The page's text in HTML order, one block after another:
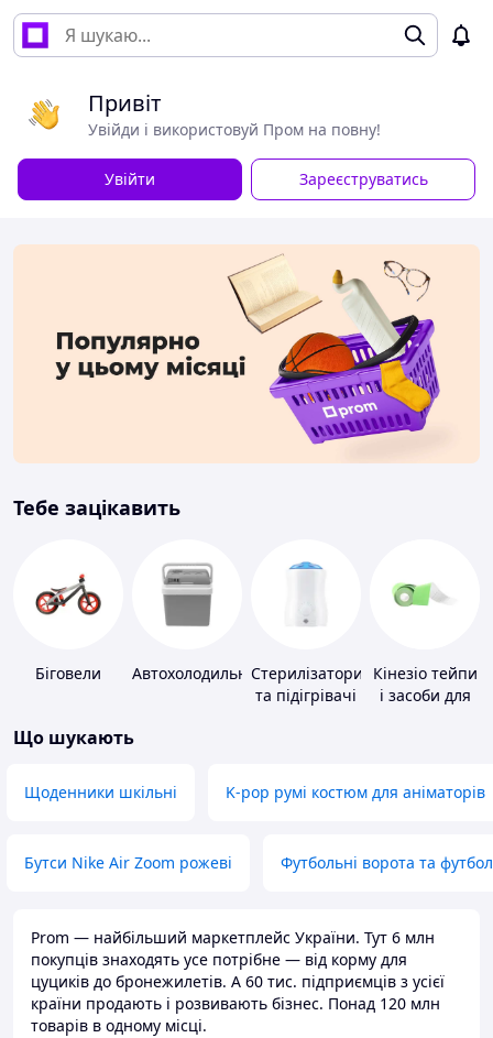
Привіт
Увійди і використовуй Пром на повну!
Увійти Зареєструватись
Тебе зацікавить
Біговели АвтохолодильникиСтерилізатори
та підігрівачі
Кінезіо тейпи
і засоби для
Що шукають
Щоденники шкільні K-pop румі костюм для аніматорів
Бутси Nike Air Zoom рожеві Футбольні ворота та
Prom — найбільший маркетплейс України. Тут 6 млн
покупців знаходять усе потрібне — від корму для
цуциків до бронежилетів. А 60 тис. підприємців з усієї
країни продають і розвивають бізнес. Понад 120 млн
товарів в одному місці.